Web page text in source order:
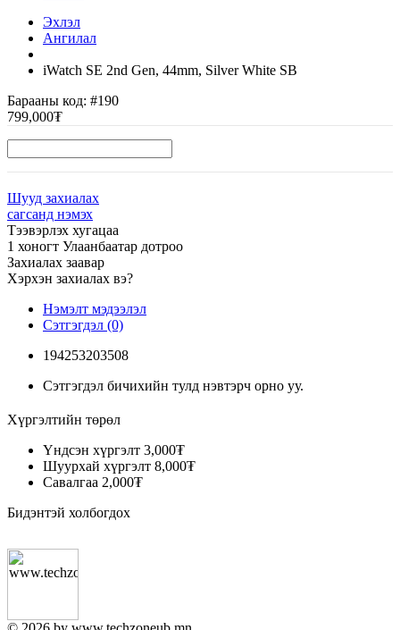
Эхлэл
Ангилал
iWatch SE 2nd Gen, 44mm, Silver White SB
Барааны код: #190
799,000₮
Шууд захиалах
сагсанд нэмэх
Тээвэрлэх хугацаа
1 хоногт Улаанбаатар дотроо
Захиалах заавар
Хэрхэн захиалах вэ?
Нэмэлт мэдээлэл
Сэтгэгдэл (0)
194253203508
Сэтгэгдэл бичихийн тулд нэвтэрч орно уу.
Хүргэлтийн төрөл
Үндсэн хүргэлт 3,000₮
Шуурхай хүргэлт 8,000₮
Савалгаа 2,000₮
Бидэнтэй холбогдох